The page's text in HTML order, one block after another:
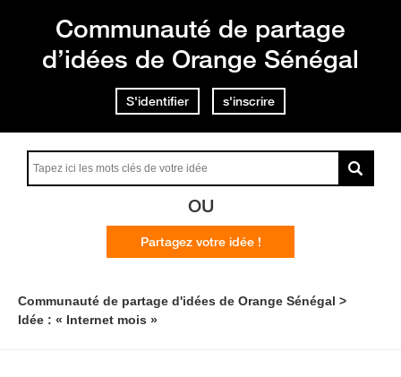
Communauté de partage
d’idées de Orange Sénégal
S'identifier s'inscrire
OU
Partagez votre idée !
Communauté de partage d'idées de Orange Sénégal
Idée : « Internet mois »